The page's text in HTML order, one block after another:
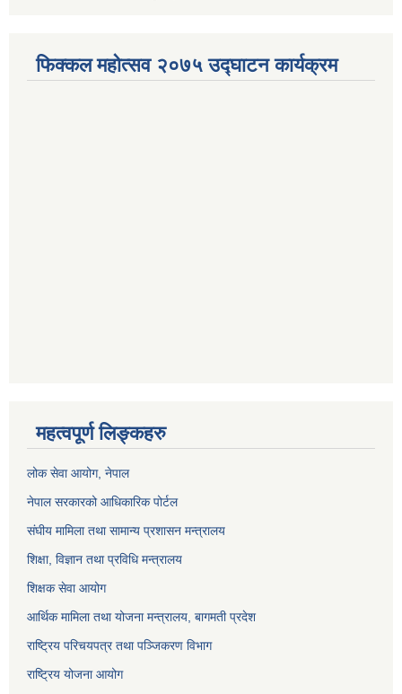
फिक्कल महोत्सव २०७५ उद्घाटन कार्यक्रम
महत्वपूर्ण लिङ्कहरु
लोक सेवा आयोग, नेपाल
नेपाल सरकारको आधिकारिक पोर्टल
संघीय मामिला तथा सामान्य प्रशासन मन्त्रालय
शिक्षा, विज्ञान तथा प्रविधि मन्त्रालय
शिक्षक सेवा आयोग
आर्थिक मामिला तथा योजना मन्त्रालय, बागमती प्रदेश
राष्ट्रिय परिचयपत्र तथा पञ्जिकरण विभाग
राष्ट्रिय योजना आयोग